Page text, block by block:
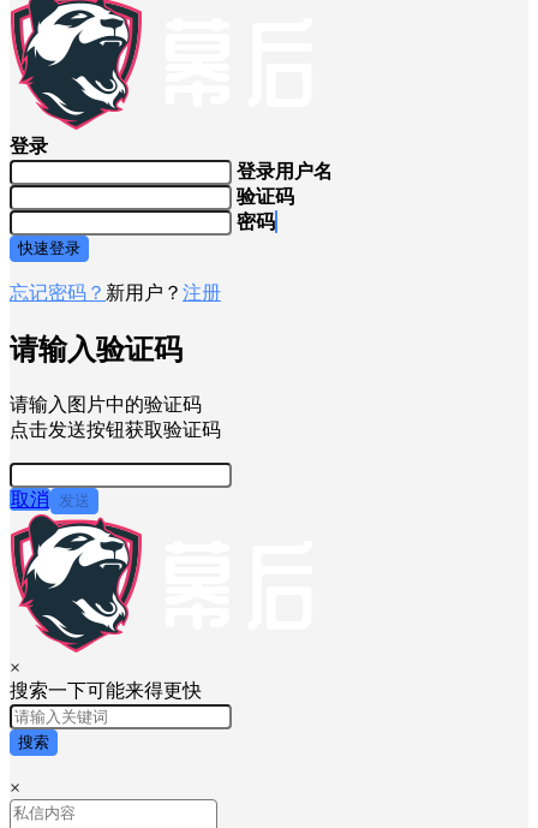
登录
登录用户名
验证码
密码
快速登录
忘记密码？ 新用户？ 注册
请输入验证码
请输入图片中的验证码
点击发送按钮获取验证码
取消 发送
×
搜索一下可能来得更快
搜索
×